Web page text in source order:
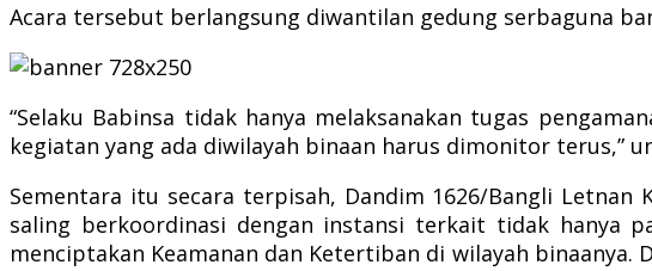
Acara tersebut berlangsung diwantilan gedung serbaguna
“Selaku Babinsa tidak hanya melaksanakan tugas
kegiatan yang ada diwilayah binaan harus dimonitor terus,”
Sementara itu secara terpisah, Dandim 1626/Bangli Letnan
saling berkoordinasi dengan instansi terkait tidak hanya
menciptakan Keamanan dan Ketertiban di wilayah